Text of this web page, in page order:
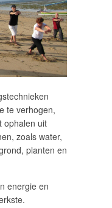
te verhogen,
ophalen uit
zoals water,
planten en
energie en